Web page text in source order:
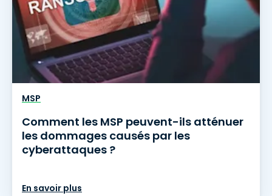
MSP
Comment les MSP peuvent-ils atténuer
les dommages causés par les
cyberattaques ?
En savoir plus